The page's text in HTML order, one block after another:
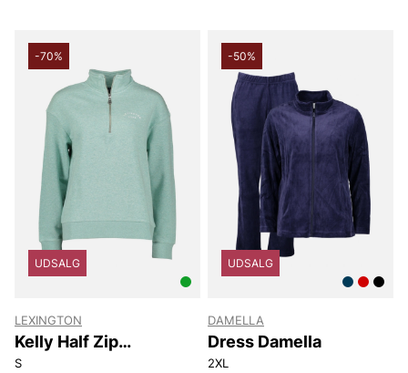
-70%
UDSALG
LEXINGTON
Kelly Half Zip
Sweatshirt
S
-50%
UDSALG
DAMELLA
Dress Damella
2XL